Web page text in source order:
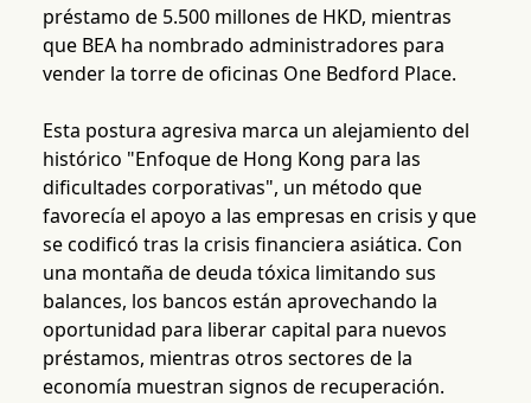
préstamo de 5.500 millones de HKD, mientras
que BEA ha nombrado administradores para
vender la torre de oficinas One Bedford Place.
Esta postura agresiva marca un alejamiento del
histórico "Enfoque de Hong Kong para las
dificultades corporativas", un método que
favorecía el apoyo a las empresas en crisis y que
se codificó tras la crisis financiera asiática. Con
una montaña de deuda tóxica limitando sus
balances, los bancos están aprovechando la
oportunidad para liberar capital para nuevos
préstamos, mientras otros sectores de la
economía muestran signos de recuperación.